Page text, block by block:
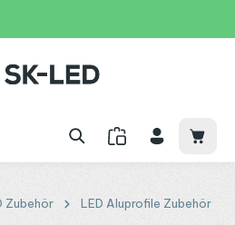
Zubehör
LED Aluprofile Zubehör